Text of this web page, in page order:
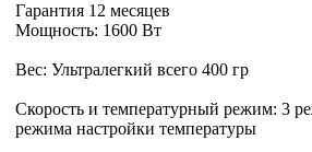
Гарантия 12 месяцев
Мощность: 1600 Вт
Вес: Ультралегкий всего 400 гр
Скорость и температурный режим: 3
режима настройки температуры